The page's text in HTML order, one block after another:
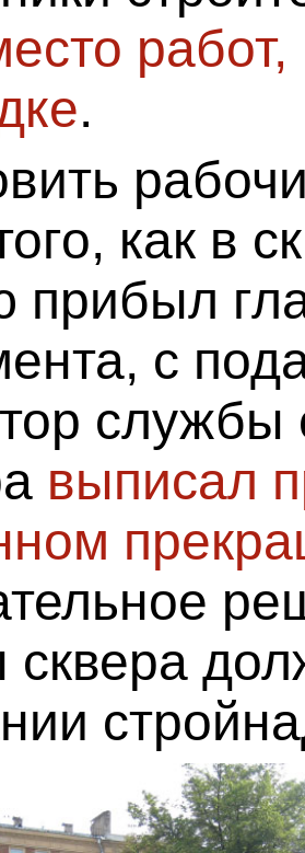
.
как в
прибыл
с
службы
выписал
сквера